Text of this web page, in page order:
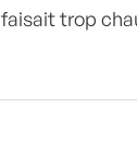
faisait trop